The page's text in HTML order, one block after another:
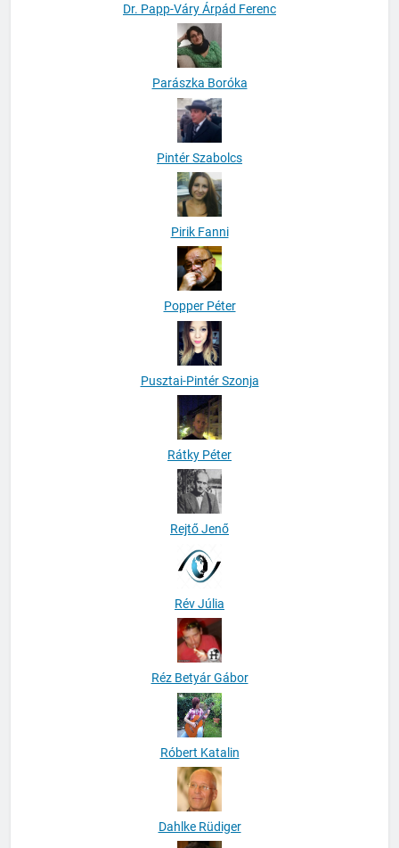
Dr. Papp-Váry Árpád Ferenc
Parászka Boróka
Pintér Szabolcs
Pirik Fanni
Popper Péter
Pusztai-Pintér Szonja
Rátky Péter
Rejtő Jenő
Rév Júlia
Réz Betyár Gábor
Róbert Katalin
Dahlke Rüdiger